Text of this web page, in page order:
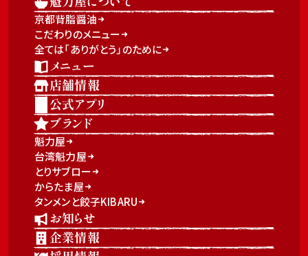
京都背脂醤油
こだわりのメニュー
全ては「ありがとう」のために
メニュー
店舗情報
公式アプリ
ブランド
魁力屋
台湾魁力屋
とりサブロー
からたま屋
タンメンと餃子KIBARU
お知らせ
企業情報